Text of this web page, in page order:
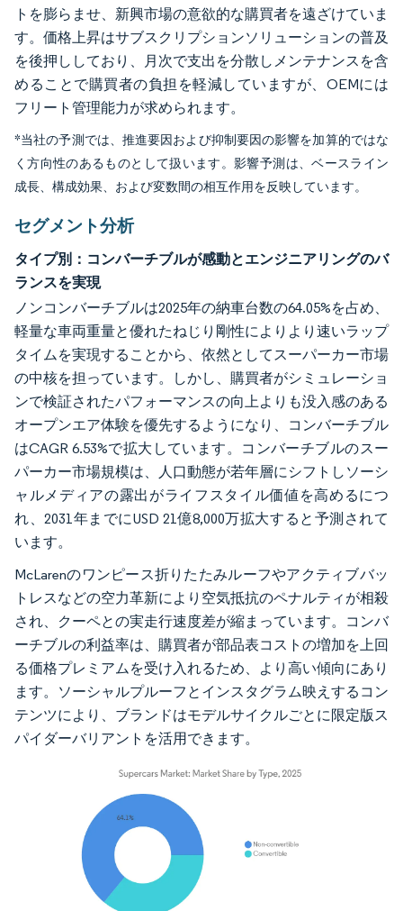
トを膨らませ、新興市場の意欲的な購買者を遠ざけていま
す。価格上昇はサブスクリプションソリューションの普及
を後押ししており、月次で支出を分散しメンテナンスを含
めることで購買者の負担を軽減していますが、OEMには
フリート管理能力が求められます。
*当社の予測では、推進要因および抑制要因の影響を加算的ではな
く方向性のあるものとして扱います。影響予測は、ベースライン
成長、構成効果、および変数間の相互作用を反映しています。
セグメント分析
タイプ別：コンバーチブルが感動とエンジニアリングのバ
ランスを実現
ノンコンバーチブルは2025年の納車台数の64.05%を占め、
軽量な車両重量と優れたねじり剛性によりより速いラップ
タイムを実現することから、依然としてスーパーカー市場
の中核を担っています。しかし、購買者がシミュレーショ
ンで検証されたパフォーマンスの向上よりも没入感のある
オープンエア体験を優先するようになり、コンバーチブル
はCAGR 6.53%で拡大しています。コンバーチブルのスー
パーカー市場規模は、人口動態が若年層にシフトしソーシ
ャルメディアの露出がライフスタイル価値を高めるにつ
れ、2031年までにUSD 21億8,000万拡大すると予測されて
います。
McLarenのワンピース折りたたみルーフやアクティブバッ
トレスなどの空力革新により空気抵抗のペナルティが相殺
され、クーペとの実走行速度差が縮まっています。コンバ
ーチブルの利益率は、購買者が部品表コストの増加を上回
る価格プレミアムを受け入れるため、より高い傾向にあり
ます。ソーシャルプルーフとインスタグラム映えするコン
テンツにより、ブランドはモデルサイクルごとに限定版ス
パイダーバリアントを活用できます。